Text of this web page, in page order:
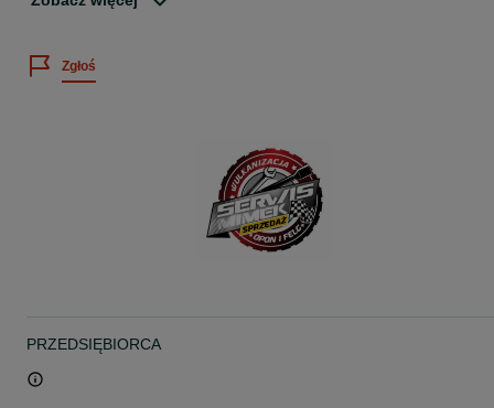
Wystawiamy faktury VAT
Możliwość wysyłki kurierem.
www.facebook.com/SerwisMimek
Zgłoś
PRZEDSIĘBIORCA